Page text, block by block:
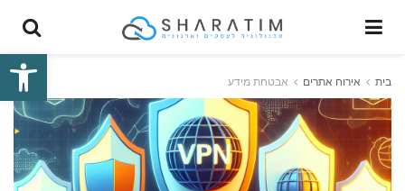
פתח
בית אירוח אתרים אבטחת מידע